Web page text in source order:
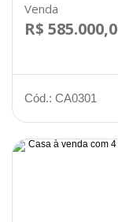
Venda
R$
Cód.: CA0301